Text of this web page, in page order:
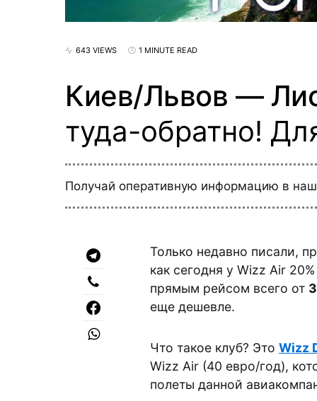
643 VIEWS 1 MINUTE READ
Киев/Львов —
туда-обратно!
Получай оперативную информацию в
Только недавно писали,
как сегодня у Wizz Air
прямым рейсом всего от
еще дешевле.
Что такое клуб? Это Wizz
Wizz Air (40 евро/год),
полеты данной